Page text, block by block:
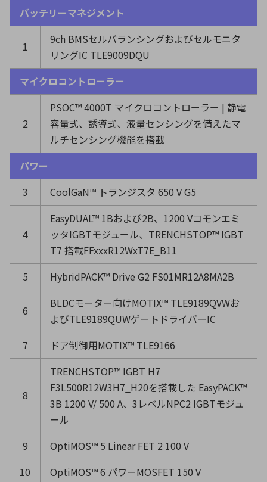
バッテリーマネジメント
1
9ch BMSセルバランシングおよびセルモニタ
リングIC TLE9009DQU
マイクロコントローラー
2
PSOC™ 4000T マイクロコントローラー | 静電
容量式、誘導式、液量センシングを備えたマ
ルチセンシング機能を搭載
パワー
3
CoolGaN™ トランジスタ 650 V G5
4
EasyDUAL™ 1Bおよび2B、1200 Vコモンエミ
ッタIGBTモジュール、TRENCHSTOP™ IGBT
T7 搭載FFxxxR12WxT7E_B11
5
HybridPACK™ Drive G2 FS01MR12A8MA2B
6
BLDCモーター向けMOTIX™ TLE9189QVWお
よびTLE9189QUWゲートドライバーIC
7
ドア制御用MOTIX™ TLE9166
8
TRENCHSTOP™ IGBT H7
F3L500R12W3H7_H20を搭載した EasyPACK™
3B 1200 V/ 500 A、3レベルNPC2 IGBTモジュ
ール
9
OptiMOS™ 5 Linear FET 2 100 V
10
OptiMOS™ 6 パワーMOSFET 150 V